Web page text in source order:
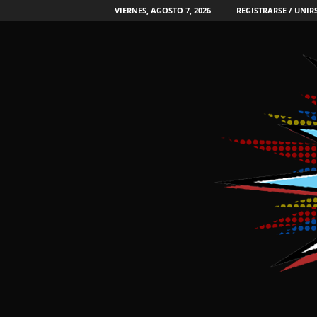
VIERNES, AGOSTO 7, 2026 REGISTRARSE /